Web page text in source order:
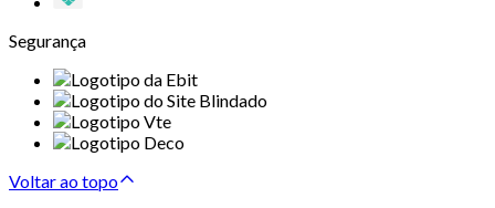
Segurança
Voltar ao topo